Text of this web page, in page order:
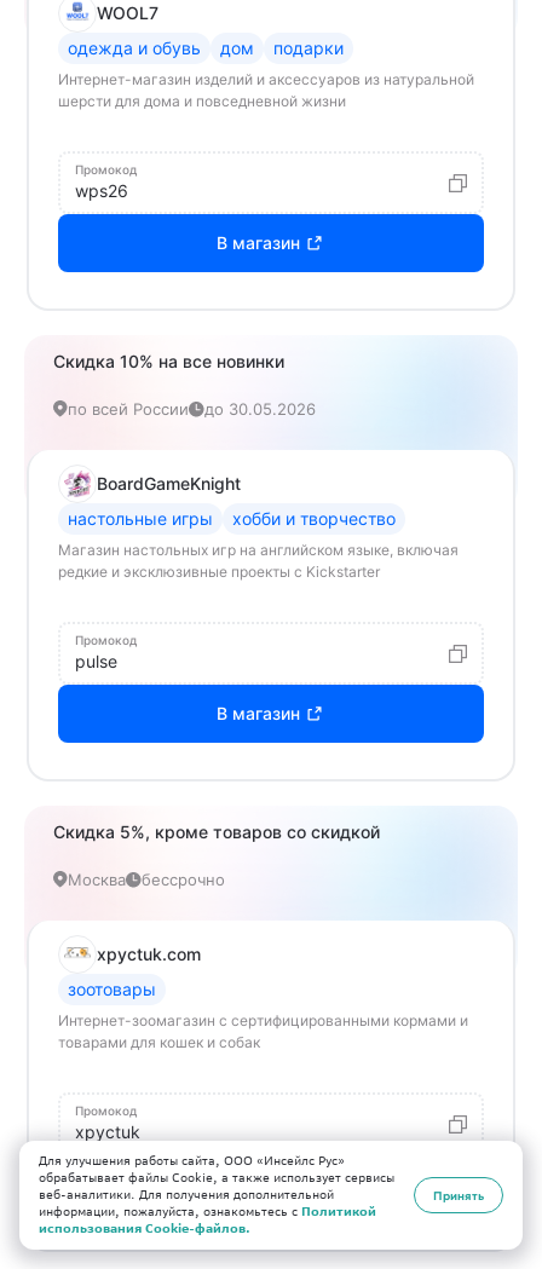
WOOL7
одежда и обувь
дом подарки
Интернет-магазин изделий и аксессуаров из натуральной
шерсти для дома и повседневной жизни
Промокод
wps26
В магазин
Скидка 10% на все новинки
по всей России до 30.05.2026
BoardGameKnight
настольные игры
хобби и творчество
Магазин настольных игр на английском языке, включая
редкие и эксклюзивные проекты с Kickstarter
Промокод
pulse
В магазин
Скидка 5%, кроме товаров со скидкой
Москва бессрочно
xpyctuk.com
зоотовары
Интернет-зоомагазин с сертифицированными кормами и
товарами для кошек и собак
Промокод
xpyctuk
В магазин
Для улучшения работы сайта, ООО «Инсейлс Рус»
обрабатывает файлы Cookie, а также использует сервисы
веб-аналитики. Для получения дополнительной
информации, пожалуйста, ознакомьтесь с Политикой
использования Cookie-файлов.
Принять